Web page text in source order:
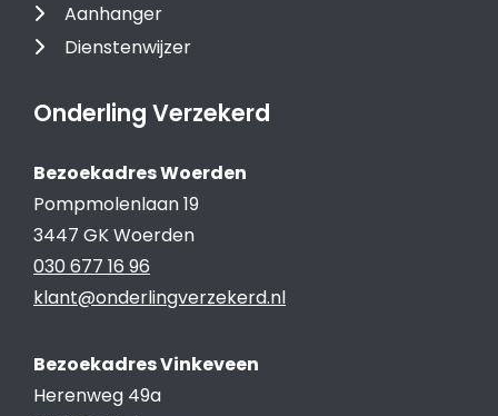
Aanhanger
Dienstenwijzer
Onderling Verzekerd
Bezoekadres Woerden
Pompmolenlaan 19
3447 GK Woerden
030 677 16 96
klant@onderlingverzekerd.nl
Bezoekadres Vinkeveen
Herenweg 49a